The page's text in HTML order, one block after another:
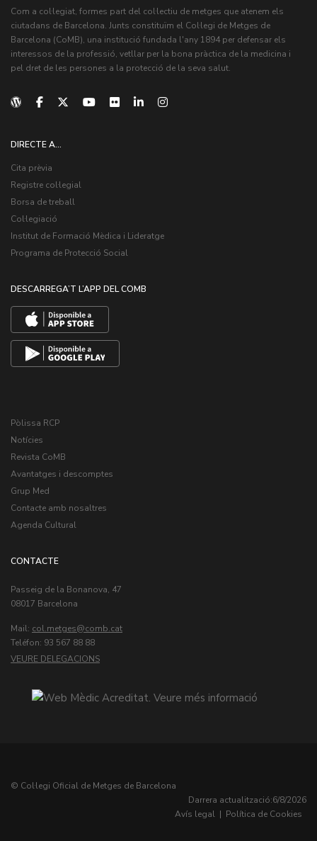
Com a col·legiat, formes part del col·lectiu de metges que atenem els
ciutadans de Barcelona. Junts constituïm el Col·legi de Metges de
Barcelona (CoMB), una institució fundada l'any 1894 per defensar els
interessos de la professió, vetllar per la bona pràctica de la medicina i
pel dret de les persones a la protecció de la seva salut.
DIRECTE A...
Cita prèvia
Registre col·legial
Borsa de treball
Col·legiació
Institut de Formació Mèdica i Lideratge
Programa de Protecció Social
DESCARREGA’T L’APP DEL COMB
Pòlissa RCP
Notícies
Revista CoMB
Avantatges i descomptes
Grup Med
Contacte amb nosaltres
Agenda Cultural
CONTACTE
Passeig de la Bonanova, 47
08017 Barcelona
Mail: col.metges
Teléfon: 93 567 88 88
VEURE DELEGACIONS
© Col·legi Oficial de Metges de Barcelona
Darrera actualització:6/8/2026
Avís legal | Política de Cookies